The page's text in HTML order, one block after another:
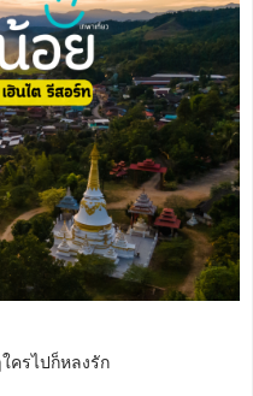
ครไปก็หลงรัก